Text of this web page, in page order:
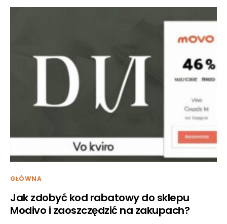
GŁÓWNA
Jak zdobyć kod rabatowy do sklepu
Modivo i zaoszczędzić na zakupach?